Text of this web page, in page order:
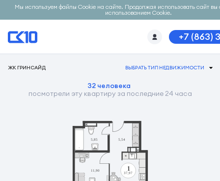
Мы используем файлы Cookie на сайте. Продолжая использовать сайт вы
использованием Cookie.
+7 (863)
ЖК ГРИНСАЙД ВЫБРАТЬ ТИП НЕДВИЖИМОСТИ
32 человека
посмотрели эту квартиру за последние 24 часа